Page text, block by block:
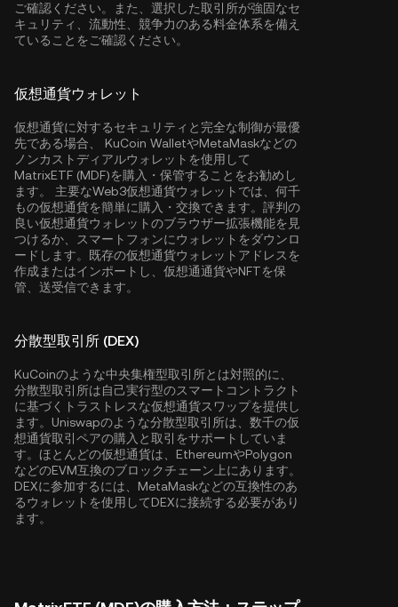
ご確認ください。また、選択した取引所が強固なセ
キュリティ、流動性、競争力のある料金体系を備え
ていることをご確認ください。
仮想通貨ウォレット
仮想通貨に対するセキュリティと完全な制御が最優
先である場合、 KuCoin WalletやMetaMaskなどの
ノンカストディアルウォレットを使用して
MatrixETF (MDF)を購入・保管することをお勧めし
ます。 主要なWeb3仮想通貨ウォレットでは、何千
もの仮想通貨を簡単に購入・交換できます。評判の
良い仮想通貨ウォレットのブラウザー拡張機能を見
つけるか、スマートフォンにウォレットをダウンロ
ードします。既存の仮想通貨ウォレットアドレスを
作成またはインポートし、仮想通通貨やNFTを保
管、送受信できます。
分散型取引所 (DEX)
KuCoinのような中央集権型取引所とは対照的に、
分散型取引所は自己実行型のスマートコントラクト
に基づくトラストレスな仮想通貨スワップを提供し
ます。Uniswapのような分散型取引所は、数千の仮
想通貨取引ペアの購入と取引をサポートしていま
す。ほとんどの仮想通貨は、 EthereumやPolygon
などのEVM互換のブロックチェーン上にあります。
DEXに参加するには、MetaMaskなどの互換性のあ
るウォレットを使用してDEXに接続する必要があり
ます。